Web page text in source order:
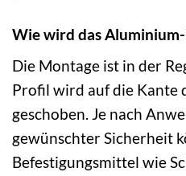
Wie wird das
Die Montage ist in der
Profil wird auf die Kante
geschoben. Je nach
gewünschter Sicherheit
Befestigungsmittel wie